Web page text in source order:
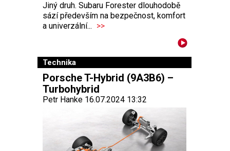
Jiný druh. Subaru Forester dlouhodobě
sází především na bezpečnost, komfort
a univerzální... >>
Technika
Porsche T-Hybrid (9A3B6) –
Turbohybrid
Petr Hanke 16.07.2024 13:32